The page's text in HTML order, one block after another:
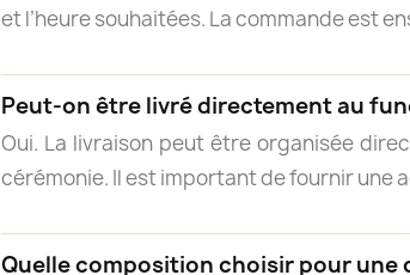
et l’heure souhaitées. La commande est
Peut-on être livré directement au
Oui. La livraison peut être organisée
cérémonie. Il est important de fournir une
Quelle composition choisir pour une